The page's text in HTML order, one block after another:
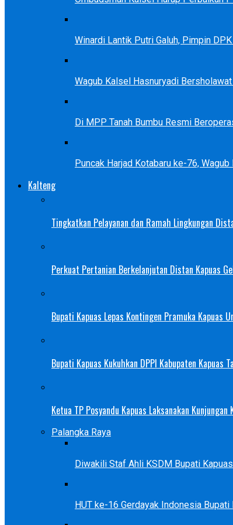
Winardi Lantik Putri Galuh, Pimpin
Wagub Kalsel Hasnuryadi
Di MPP Tanah Bumbu Resmi
Puncak Harjad Kotabaru ke-76,
Kalteng
Tingkatkan Pelayanan dan Ramah Lingkungan
Perkuat Pertanian Berkelanjutan Distan Kapuas
Bupati Kapuas Lepas Kontingen Pramuka Kapuas
Bupati Kapuas Kukuhkan DPPI Kabupaten Kapuas
Ketua TP Posyandu Kapuas Laksanakan
Palangka Raya
Diwakili Staf Ahli KSDM Bupati
HUT ke-16 Gerdayak Indonesia